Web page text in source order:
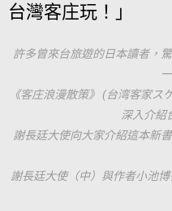
台灣客庄玩！」
許多曾來台旅遊的日本讀者，
《客庄浪漫散策》 (台湾客家
深入介紹
謝長廷大使向大家介紹這本新
謝長廷大使（中）與作者小池